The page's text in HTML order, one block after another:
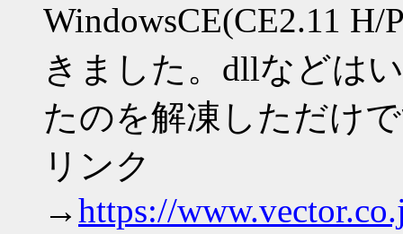
WindowsCE(CE2.11 H/
きました。dllなどは
たのを解凍しただけ
リンク
→https://